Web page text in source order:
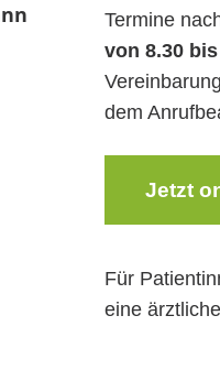
Termine
von 8.30
dem
Jetzt
Für
eine ärztliche